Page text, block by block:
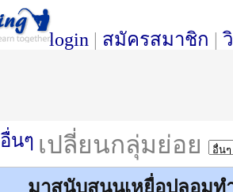
login | สมัครสมาชิก |
เปลี่ยนกลุ่มย่อย
อื่นๆ
มาสนับสนุนเหยื่อปลอม